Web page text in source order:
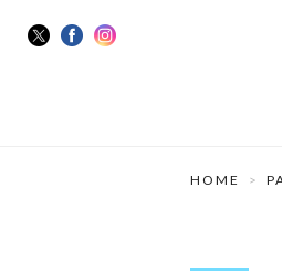
HOME